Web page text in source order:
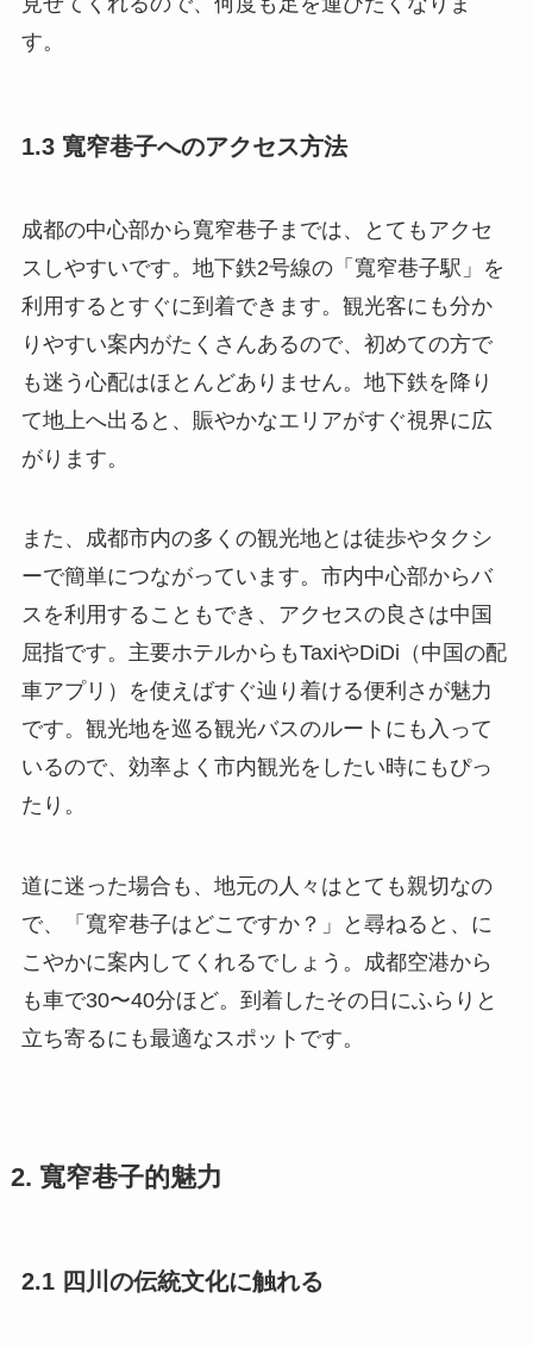
す。
1.3 寬窄巷子へのアクセス方法
成都の中心部から寬窄巷子までは、とてもアクセ
スしやすいです。地下鉄2号線の「寬窄巷子駅」を
利用するとすぐに到着できます。観光客にも分か
りやすい案内がたくさんあるので、初めての方で
も迷う心配はほとんどありません。地下鉄を降り
て地上へ出ると、賑やかなエリアがすぐ視界に広
がります。
また、成都市内の多くの観光地とは徒歩やタクシ
ーで簡単につながっています。市内中心部からバ
スを利用することもでき、アクセスの良さは中国
屈指です。主要ホテルからもTaxiやDiDi（中国の配
車アプリ）を使えばすぐ辿り着ける便利さが魅力
です。観光地を巡る観光バスのルートにも入って
いるので、効率よく市内観光をしたい時にもぴっ
たり。
道に迷った場合も、地元の人々はとても親切なの
で、「寬窄巷子はどこですか？」と尋ねると、に
こやかに案内してくれるでしょう。成都空港から
も車で30〜40分ほど。到着したその日にふらりと
立ち寄るにも最適なスポットです。
2. 寬窄巷子的魅力
2.1 四川の伝統文化に触れる